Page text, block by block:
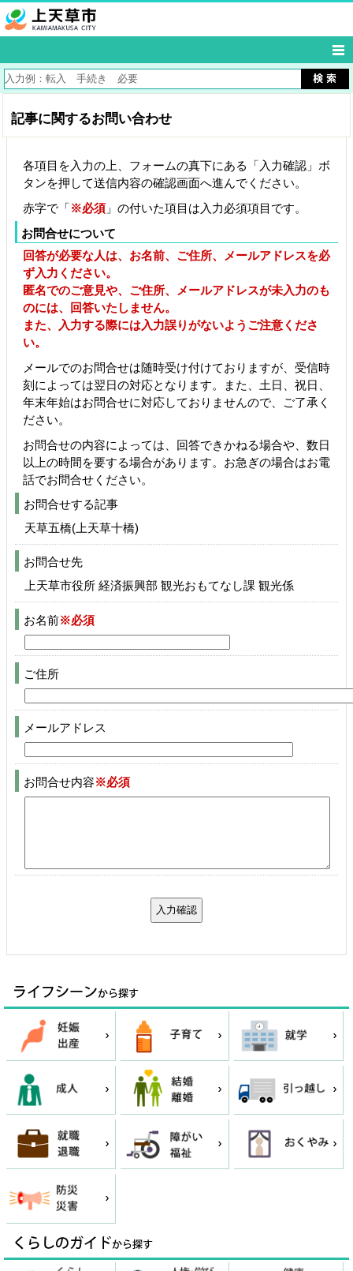
記事に関するお問い合わせ
各項目を入力の上、フォームの真下にある「入力確認」ボ
タンを押して送信内容の確認画面へ進んでください。
赤字で「※必須 」の付いた項目は入力必須項目です。
お問合せについて
回答が必要な人は、お名前、ご住所、メールアドレスを必
ず入力ください。
匿名でのご意見や、ご住所、メールアドレスが未入力のも
のには、回答いたしません。
また、入力する際には入力誤りがないようご注意くださ
い。
メールでのお問合せは随時受け付けておりますが、受信時
刻によっては翌日の対応となります。また、土日、祝日、
年末年始はお問合せに対応しておりませんので、ご了承く
ださい。
お問合せの内容によっては、回答できかねる場合や、数日
以上の時間を要する場合があります。お急ぎの場合はお電
話でお問合せください。
お問合せする記事
天草五橋(上天草十橋)
お問合せ先
上天草市役所 経済振興部 観光おもてなし課 観光係
お名前※必須
ご住所
メールアドレス
お問合せ内容※必須